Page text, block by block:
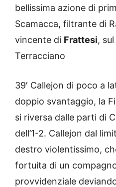
bellissima azione di
Scamacca, filtrante di
vincente di Frattesi,
Terracciano
39′ Callejon di poco a
doppio svantaggio, la
si riversa dalle parti di
dell’1-2. Callejon dal
destro violentissimo,
fortuita di un
provvidenziale